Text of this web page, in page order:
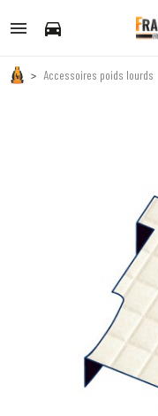
directions_car
Accessoires poids lourds